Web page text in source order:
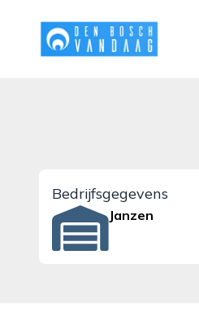
denboschvandaag.nl
Bedrijfsgegevens
Janzen